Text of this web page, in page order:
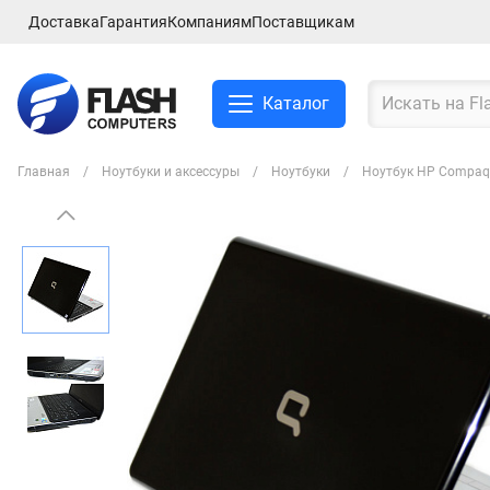
ДоставкаГарантияКомпаниямПоставщикам
Каталог
Главная Ноутбуки и аксессуры Ноутбуки Ноутбук HP
Ноутбуки и аксессуры
Компьютеры и
комплектующие
Сетевое оборудование
ТВ, Аудио и Видео